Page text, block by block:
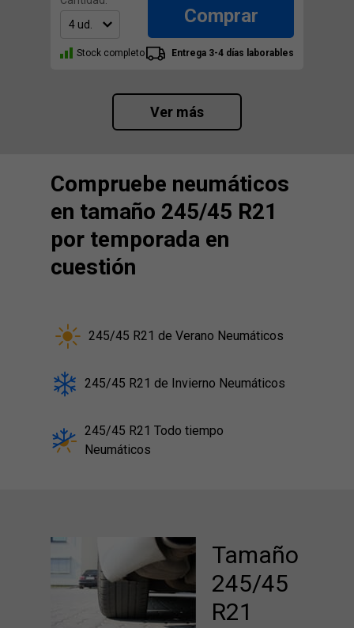
Comprar
Stock completo Entrega 3-4 días laborables
Ver más
Compruebe neumáticos
en tamaño 245/45 R21
por temporada en
cuestión
245/45 R21 de Verano Neumáticos
245/45 R21 de Invierno Neumáticos
245/45 R21 Todo tiempo
Neumáticos
Tamaño
245/45
R21